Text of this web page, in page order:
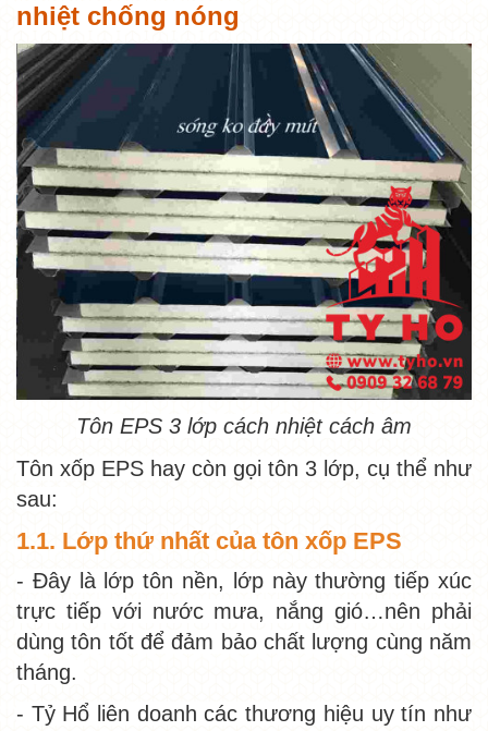
nhiệt chống nóng
Tôn EPS 3 lớp cách nhiệt cách âm
Tôn xốp EPS hay còn gọi tôn 3 lớp, cụ thể như
sau:
1.1. Lớp thứ nhất của tôn xốp EPS
- Đây là lớp tôn nền, lớp này thường tiếp xúc
trực tiếp với nước mưa, nắng gió…nên phải
dùng tôn tốt để đảm bảo chất lượng cùng năm
tháng.
- Tỷ Hổ liên doanh các thương hiệu uy tín như